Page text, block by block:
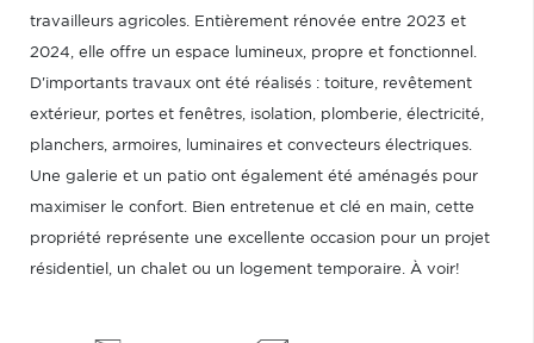
travailleurs agricoles. Entièrement rénovée entre 2023 et
2024, elle offre un espace lumineux, propre et fonctionnel.
D'importants travaux ont été réalisés : toiture, revêtement
extérieur, portes et fenêtres, isolation, plomberie, électricité,
planchers, armoires, luminaires et convecteurs électriques.
Une galerie et un patio ont également été aménagés pour
maximiser le confort. Bien entretenue et clé en main, cette
propriété représente une excellente occasion pour un projet
résidentiel, un chalet ou un logement temporaire. À voir!